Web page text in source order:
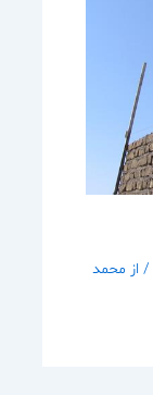
/ از محمد